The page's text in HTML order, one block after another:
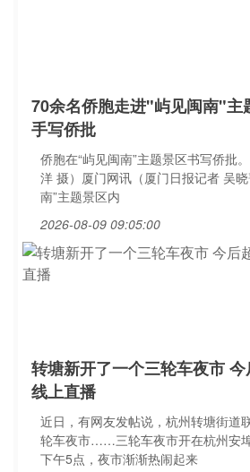
70余名侨胞走进"屿见闽南"主
手写侨批
侨胞在“屿见闽南”主题景区书写侨批
洋 摄）厦门网讯（厦门日报记者 吴
南”主题景区内
2026-08-09 09:05:00
转塘新开了一个三轮车夜市
线上直播
近日，有网友发帖说，杭州转塘街道
轮车夜市……三轮车夜市开在杭州安
下午5点，夜市渐渐热闹起来